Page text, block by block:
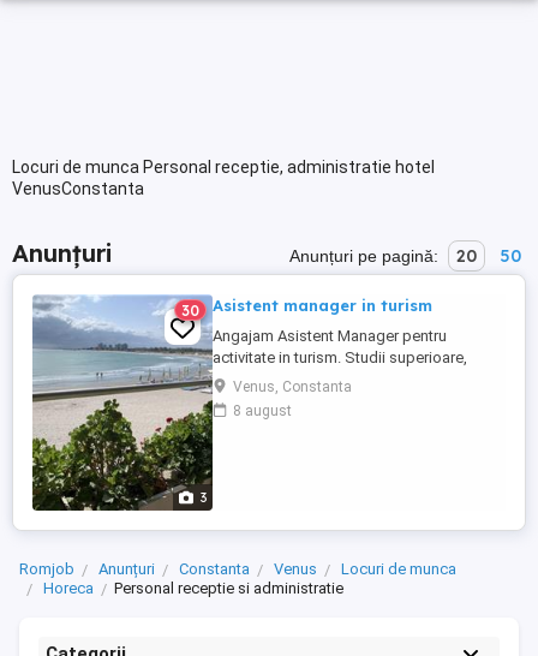
Locuri de munca Personal receptie, administratie hotel
VenusConstanta
Anunțuri Anunțuri pe pagină: 20 50
3
30 Asistent manager in turism
Angajam Asistent Manager pentru
activitate in turism. Studii superioare,
permis de conducere, cunostinte
computer si limba engleza sunt necesare.
Disponibilitate pentru deplasari in tara si
Venus, Constanta
8 august
Romjob Anunțuri Constanta Venus
Locuri de munca
Horeca
Personal receptie si administratie